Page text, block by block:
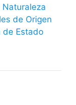
de Origen
de Estado